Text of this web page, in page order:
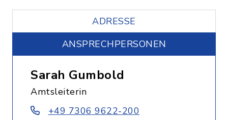
ADRESSE
ANSPRECHPERSONEN
Sarah Gumbold
Amtsleiterin
+49 7306 9622-200